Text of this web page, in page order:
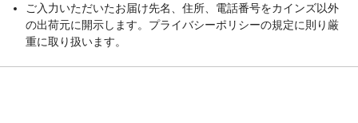
ご入力いただいたお届け先名、住所、電話番号をカインズ以外
の出荷元に開示します。プライバシーポリシーの規定に則り厳
重に取り扱います。